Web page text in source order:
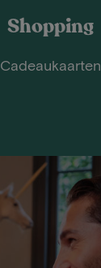
Shopping
Cadeaukaarten